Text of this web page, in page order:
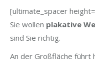
[ultimate_spacer
Sie wollen plakative
sind Sie richtig.
An der Großfläche führt